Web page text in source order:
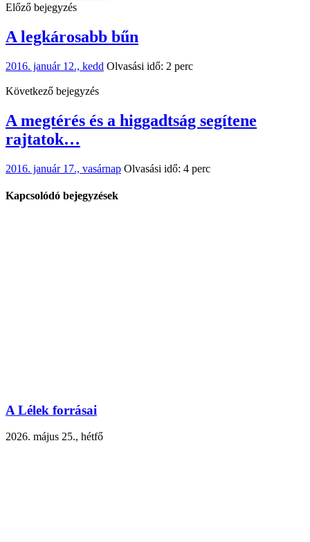
Előző bejegyzés
A legkárosabb bűn
2016. január 12., kedd Olvasási idő: 2 perc
Következő bejegyzés
A megtérés és a higgadtság segítene
rajtatok…
2016. január 17., vasárnap Olvasási idő: 4 perc
Kapcsolódó bejegyzések
A Lélek forrásai
2026. május 25., hétfő